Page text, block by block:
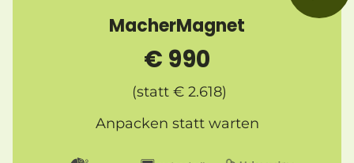
MacherMagnet
€ 990
(statt € 2.618)
Anpacken statt warten